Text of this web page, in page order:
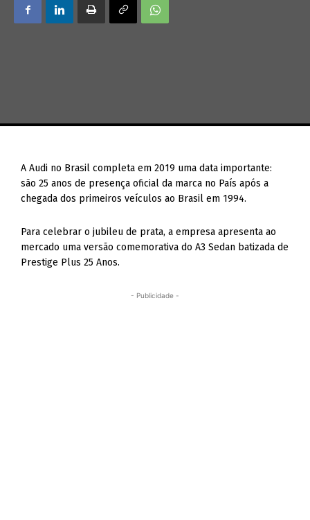
A Audi no Brasil completa em 2019 uma data importante:
são 25 anos de presença oficial da marca no País após a
chegada dos primeiros veículos ao Brasil em 1994.
Para celebrar o jubileu de prata, a empresa apresenta ao
mercado uma versão comemorativa do A3 Sedan batizada de
Prestige Plus 25 Anos.
- Publicidade -